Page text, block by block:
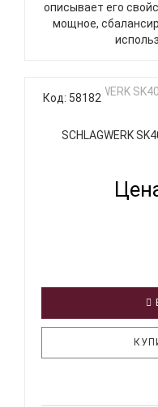
описывает его
мощное,
Код: 58182
SCHLAGWERK